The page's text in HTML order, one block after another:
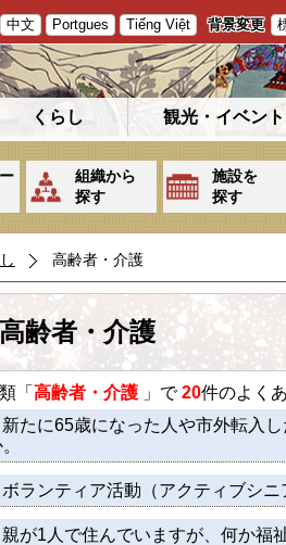
中文 Portgues Tiếng Việt 背景変更
くらし 観光・イベント
組織から
探す
施設を
探す
高齢者・介護
高齢者・介護
「 高齢者・介護 」で20件のよく
新たに65歳になった人や市外転入
ボランティア活動（アクティブシ
親が1人で住んでいますが、何か福